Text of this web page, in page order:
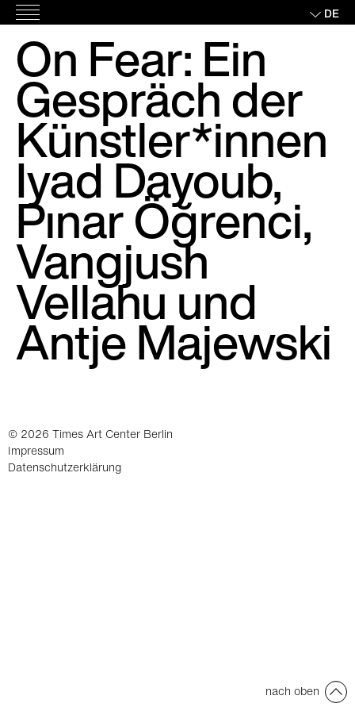
Skip
to
content
DE
On Fear: Ein
Gespräch der
Künstler*innen
Iyad Dayoub,
Pınar Öğrenci,
Vangjush
Vellahu und
Antje Majewski
© 2026 Times Art Center Berlin
Impressum
Datenschutzerklärung
nach oben